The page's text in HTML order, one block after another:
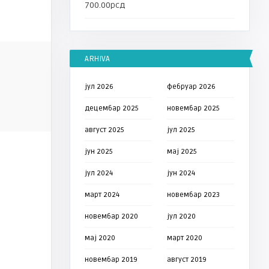
100%
NOVO! NOVO! NOVO! Ulje za
700.00рсд
ARHIVA
јул 2026 фебруар 2026
децембар 2025 новембар 2025
август 2025 јул 2025
јун 2025 мај 2025
јул 2024 јун 2024
март 2024 новембар 2023
новембар 2020 јул 2020
мај 2020 март 2020
новембар 2019 август 2019